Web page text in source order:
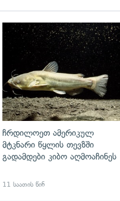
გადახედვა
ჩრდილოეთ ამერიკულ
მტკნარი წყლის თევზში
გადამდები კიბო აღმოაჩინეს
11 საათის წინ